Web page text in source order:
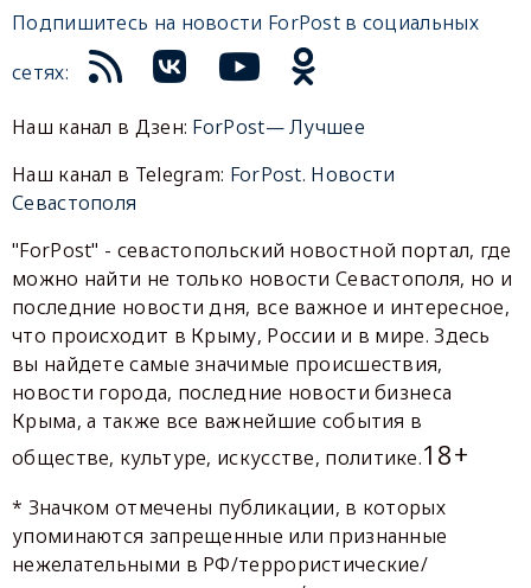
Подпишитесь на новости ForPost в социальных
сетях:
Наш канал в Дзен: ForPost— Лучшее
Наш канал в Telegram: ForPost. Новости
Севастополя
"ForPost" - севастопольский новостной портал, где
можно найти не только новости Севастополя, но и
последние новости дня, все важное и интересное,
что происходит в Крыму, России и в мире. Здесь
вы найдете самые значимые происшествия,
новости города, последние новости бизнеса
Крыма, а также все важнейшие события в
обществе, культуре, искусстве, политике.18+
* Значком отмечены публикации, в которых
упоминаются запрещенные или признанные
нежелательными в РФ/террористические/